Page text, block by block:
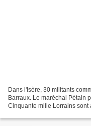
Dans l'Isère, 30 militants
Barraux. Le maréchal Pétain
Cinquante mille Lorrains sont